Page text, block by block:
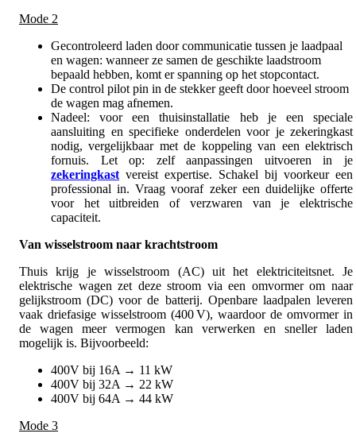
Mode 2
Gecontroleerd laden door communicatie tussen je laadpaal
en wagen: wanneer ze samen de geschikte laadstroom
bepaald hebben, komt er spanning op het stopcontact.
De control pilot pin in de stekker geeft door hoeveel stroom
de wagen mag afnemen.
Nadeel: voor een thuisinstallatie heb je een speciale
aansluiting en specifieke onderdelen voor je zekeringkast
nodig, vergelijkbaar met de koppeling van een elektrisch
fornuis. Let op: zelf aanpassingen uitvoeren in je
zekeringkast vereist expertise. Schakel bij voorkeur een
professional in. Vraag vooraf zeker een duidelijke offerte
voor het uitbreiden of verzwaren van je elektrische
capaciteit.
Van wisselstroom naar krachtstroom
Thuis krijg je wisselstroom (AC) uit het elektriciteitsnet. Je
elektrische wagen zet deze stroom via een omvormer om naar
gelijkstroom (DC) voor de batterij. Openbare laadpalen leveren
vaak driefasige wisselstroom (400V), waardoor de omvormer in
de wagen meer vermogen kan verwerken en sneller laden
mogelijk is. Bijvoorbeeld:
400V bij 16A → 11 kW
400V bij 32A → 22 kW
400V bij 64A → 44 kW
Mode 3